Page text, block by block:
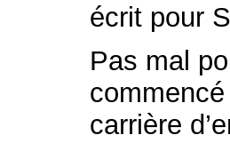
écrit pour
Pas mal
carrière